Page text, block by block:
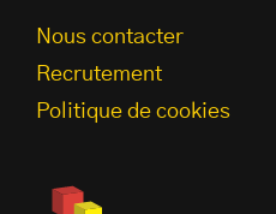
Nous contacter
Recrutement
Politique de cookies